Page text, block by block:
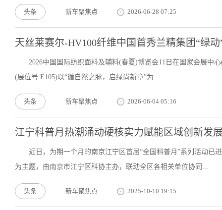
头条 新车聚焦点 2026-06-28 07:25
天丝莱赛尔-HV100纤维中国首秀兰精集团“绿动
2026中国国际纺织面料及辅料(春夏)博览会11日在国家会展中
(展位号:E105)以“循自然之脉，启绿尚新章”为...
头条 新车聚焦点 2026-06-04 05:16
江宁科普月热潮涌动硬核实力赋能区域创新发
近日，为期一个月的南京江宁区首届“全国科普月”系列活动已
为主题，由南京市江宁区科协主办，联动全区各相关单位协同...
头条 新车聚焦点 2025-10-10 19:15